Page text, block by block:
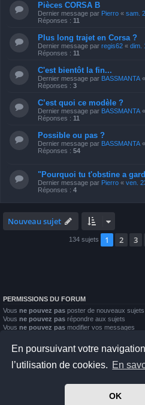
En poursuivant votre
l’utilisation de cookies. En
OK
Pièces CORSA B
Dernier message par Pierro « sam.
Réponses : 11
Plus long trajet en Corsa ?
Dernier message par regis62 « dim.
Réponses : 11
C'est bientôt la fin...
Dernier message par BASSMANTA «
Réponses : 3
C’est quoi ce modèle ?
Dernier message par BASSMANTA «
Réponses : 11
Possible ou pas ?
Dernier message par BASSMANTA «
Réponses : 54
"Pourquoi tu t'obstine a
Dernier message par Pierro « ven.
Réponses : 4
Nouveau sujet
134 sujets 1 2 3
PERMISSIONS DU FORUM
Vous ne pouvez pas poster de nouveaux sujets
Vous ne pouvez pas répondre aux sujets
Vous ne pouvez pas modifier vos messages
Vous
ne pouvez pas joindre des fichiers
Index du forum Nous
Développé parphpBB® Forum
Prosilver Dark Edition by